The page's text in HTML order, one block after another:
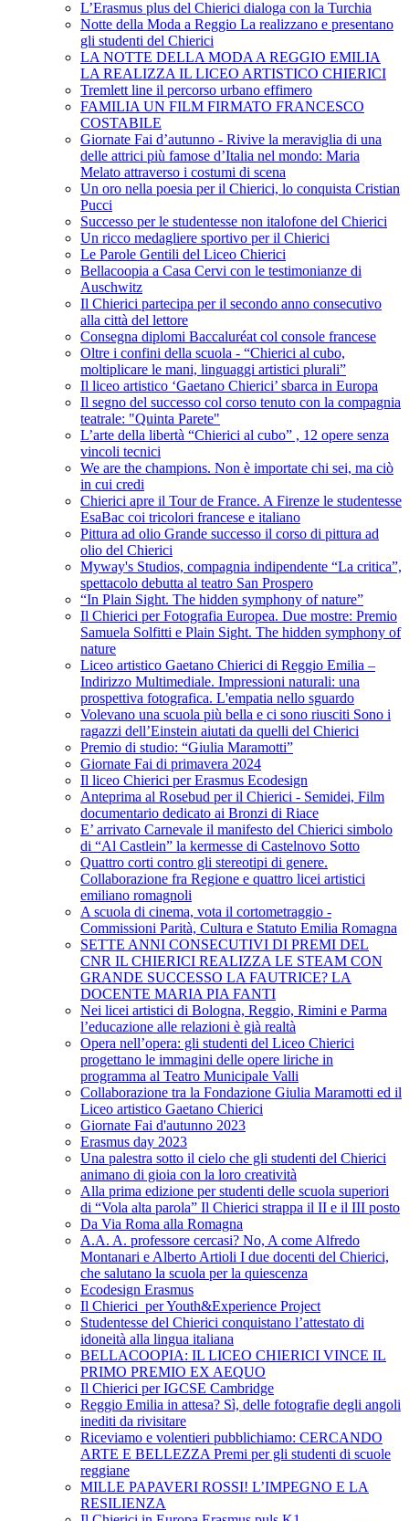
L’Erasmus plus del Chierici dialoga con la Turchia
Notte della Moda a Reggio La realizzano e presentano
gli studenti del Chierici
LA NOTTE DELLA MODA A REGGIO EMILIA
LA REALIZZA IL LICEO ARTISTICO CHIERICI
Tremlett line il percorso urbano effimero
FAMILIA UN FILM FIRMATO FRANCESCO
COSTABILE
Giornate Fai d’autunno - Rivive la meraviglia di una
delle attrici più famose d’Italia nel mondo: Maria
Melato attraverso i costumi di scena
Un oro nella poesia per il Chierici, lo conquista Cristian
Pucci
Successo per le studentesse non italofone del Chierici
Un ricco medagliere sportivo per il Chierici
Le Parole Gentili del Liceo Chierici
Bellacoopia a Casa Cervi con le testimonianze di
Auschwitz
Il Chierici partecipa per il secondo anno consecutivo
alla città del lettore
Consegna diplomi Baccaluréat col console francese
Oltre i confini della scuola - “Chierici al cubo,
moltiplicare le mani, linguaggi artistici plurali”
Il liceo artistico ‘Gaetano Chierici’ sbarca in Europa
Il segno del successo col corso tenuto con la compagnia
teatrale: "Quinta Parete"
L’arte della libertà “Chierici al cubo” , 12 opere senza
vincoli tecnici
We are the champions. Non è importate chi sei, ma ciò
in cui credi
Chierici apre il Tour de France. A Firenze le studentesse
EsaBac coi tricolori francese e italiano
Pittura ad olio Grande successo il corso di pittura ad
olio del Chierici
Myway's Studios, compagnia indipendente “La critica”,
spettacolo debutta al teatro San Prospero
“In Plain Sight. The hidden symphony of nature”
Il Chierici per Fotografia Europea. Due mostre: Premio
Samuela Solfitti e Plain Sight. The hidden symphony of
nature
Liceo artistico Gaetano Chierici di Reggio Emilia –
Indirizzo Multimediale. Impressioni naturali: una
prospettiva fotografica. L'empatia nello sguardo
Volevano una scuola più bella e ci sono riusciti Sono i
ragazzi dell’Einstein aiutati da quelli del Chierici
Premio di studio: “Giulia Maramotti”
Giornate Fai di primavera 2024
Il liceo Chierici per Erasmus Ecodesign
Anteprima al Rosebud per il Chierici - Semidei, Film
documentario dedicato ai Bronzi di Riace
E’ arrivato Carnevale il manifesto del Chierici simbolo
di “Al Castlein” la kermesse di Castelnovo Sotto
Quattro corti contro gli stereotipi di genere.
Collaborazione fra Regione e quattro licei artistici
emiliano romagnoli
A scuola di cinema, vota il cortometraggio -
Commissioni Parità, Cultura e Statuto Emilia Romagna
SETTE ANNI CONSECUTIVI DI PREMI DEL
CNR IL CHIERICI REALIZZA LE STEAM CON
GRANDE SUCCESSO LA FAUTRICE? LA
DOCENTE MARIA PIA FANTI
Nei licei artistici di Bologna, Reggio, Rimini e Parma
l’educazione alle relazioni è già realtà
Opera nell’opera: gli studenti del Liceo Chierici
progettano le immagini delle opere liriche in
programma al Teatro Municipale Valli
Collaborazione tra la Fondazione Giulia Maramotti ed il
Liceo artistico Gaetano Chierici
Giornate Fai d'autunno 2023
Erasmus day 2023
Una palestra sotto il cielo che gli studenti del Chierici
animano di gioia con la loro creatività
Alla prima edizione per studenti delle scuola superiori
di “Vola alta parola” Il Chierici strappa il II e il III posto
Da Via Roma alla Romagna
A.A. A. professore cercasi? No, A come Alfredo
Montanari e Alberto Artioli I due docenti del Chierici,
che salutano la scuola per la quiescenza
Ecodesign Erasmus
Il Chierici per Youth&Experience Project
Studentesse del Chierici conquistano l’attestato di
idoneità alla lingua italiana
BELLACOOPIA: IL LICEO CHIERICI VINCE IL
PRIMO PREMIO EX AEQUO
Il Chierici per IGCSE Cambridge
Reggio Emilia in attesa? Sì, delle fotografie degli angoli
inediti da rivisitare
Riceviamo e volentieri pubblichiamo: CERCANDO
ARTE E BELLEZZA Premi per gli studenti di scuole
reggiane
MILLE PAPAVERI ROSSI! L’IMPEGNO E LA
RESILIENZA